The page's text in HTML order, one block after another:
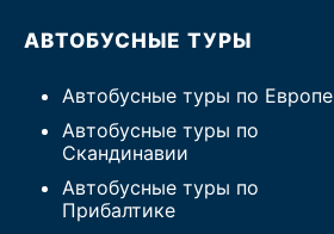
АВТОБУСНЫЕ ТУРЫ
Автобусные туры по Европе
Автобусные туры по
Скандинавии
Автобусные туры по
Прибалтике